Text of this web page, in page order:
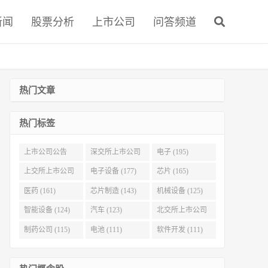
股票分析 上市公司 问答频道
热门文章
热门标签
上市公司公告
(321)
深交所上市公司
(215)
电子 (195)
上交所上市公司
(186)
电子设备 (177) 芯片 (165)
医药 (161) 芯片制造 (143) 机械设备 (125)
智能设备 (124) 汽车 (123) 北交所上市公司
(116)
制药公司 (115) 电池 (111) 软件开发 (111)